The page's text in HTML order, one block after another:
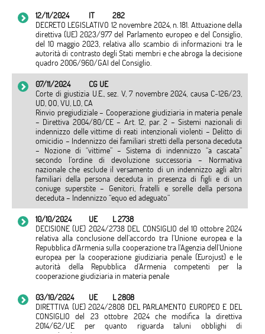
12/11/2024
IT
282
DECRETO LEGISLATIVO 12 novembre 2024, n. 181. Attuazione della
direttiva (UE) 2023/977 del Parlamento europeo e del Consiglio,
del 10 maggio 2023, relativa allo scambio di informazioni tra le
autorità di contrasto degli Stati membri e che abroga la decisione
quadro 2006/960/GAI del Consiglio.
07/11/2024
CG UE
Corte di giustizia U.E., sez. V, 7 novembre 2024, causa C‑126/23,
UD, QO, VU, LO, CA
Rinvio pregiudiziale – Cooperazione giudiziaria in materia penale
– Direttiva 2004/80/CE – Art. 12, par. 2 – Sistemi nazionali di
indennizzo delle vittime di reati intenzionali violenti – Delitto di
omicidio – Indennizzo dei familiari stretti della persona deceduta
– Nozione di “vittime” – Sistema di indennizzo “a cascata”
secondo l’ordine di devoluzione successoria – Normativa
nazionale che esclude il versamento di un indennizzo agli altri
familiari della persona deceduta in presenza di figli e di un
coniuge superstite – Genitori, fratelli e sorelle della persona
deceduta – Indennizzo “equo ed adeguato”
10/10/2024
UE
L 2738
DECISIONE (UE) 2024/2738 DEL CONSIGLIO del 10 ottobre 2024
relativa alla conclusione dell’accordo tra l’Unione europea e la
Repubblica d’Armenia sulla cooperazione tra l’Agenzia dell’Unione
europea per la cooperazione giudiziaria penale (Eurojust) e le
autorità della Repubblica d’Armenia competenti per la
cooperazione giudiziaria in materia penale
03/10/2024
UE
L 2808
DIRETTIVA (UE) 2024/2808 DEL PARLAMENTO EUROPEO E DEL
CONSIGLIO del 23 ottobre 2024 che modifica la direttiva
2014/62/UE per quanto riguarda taluni obblighi di